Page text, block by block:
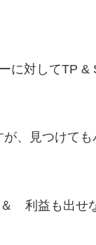
に対してTP
、見つけて
利益も出せ